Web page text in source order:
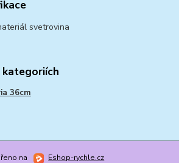
svetrovina
kategoriích
36cm
na Eshop-rychle.cz